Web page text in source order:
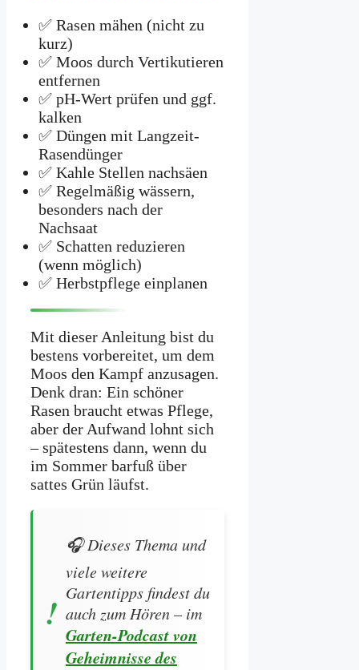
✅ Rasen mähen (nicht zu
kurz)
✅ Moos durch Vertikutieren
entfernen
✅ pH-Wert prüfen und ggf.
kalken
✅ Düngen mit Langzeit-
Rasendünger
✅ Kahle Stellen nachsäen
✅ Regelmäßig wässern,
besonders nach der
Nachsaat
✅ Schatten reduzieren
(wenn möglich)
✅ Herbstpflege einplanen
Mit dieser Anleitung bist du
bestens vorbereitet, um dem
Moos den Kampf anzusagen.
Denk dran: Ein schöner
Rasen braucht etwas Pflege,
aber der Aufwand lohnt sich
– spätestens dann, wenn du
im Sommer barfuß über
sattes Grün läufst.
🎧 Dieses Thema und
viele weitere
Gartentipps findest du
auch zum Hören – im
Garten-Podcast von
Geheimnisse des